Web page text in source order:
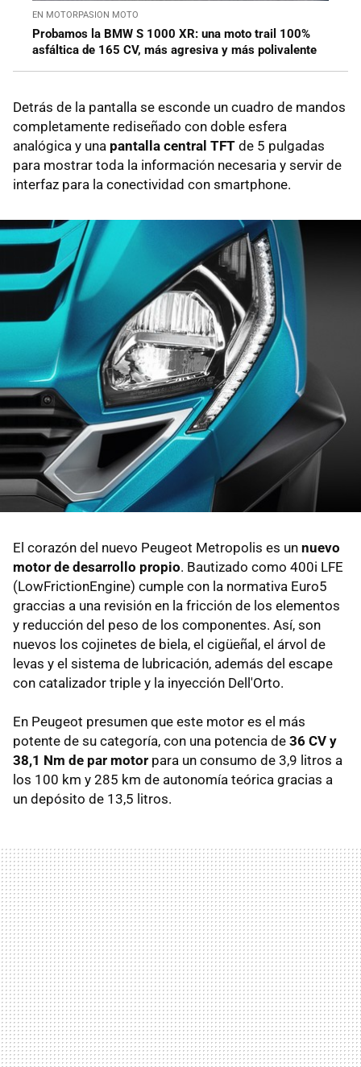
EN MOTORPASION MOTO
Probamos la BMW S 1000 XR: una moto trail 100%
asfáltica de 165 CV, más agresiva y más polivalente
Detrás de la pantalla se esconde un cuadro de mandos
completamente rediseñado con doble esfera
analógica y una pantalla central TFT de 5 pulgadas
para mostrar toda la información necesaria y servir de
interfaz para la conectividad con smartphone.
El corazón del nuevo Peugeot Metropolis es un nuevo
motor de desarrollo propio. Bautizado como 400i LFE
(LowFrictionEngine) cumple con la normativa Euro5
graccias a una revisión en la fricción de los elementos
y reducción del peso de los componentes. Así, son
nuevos los cojinetes de biela, el cigüeñal, el árvol de
levas y el sistema de lubricación, además del escape
con catalizador triple y la inyección Dell'Orto.
En Peugeot presumen que este motor es el más
potente de su categoría, con una potencia de 36 CV y
38,1 Nm de par motor para un consumo de 3,9 litros a
los 100 km y 285 km de autonomía teórica gracias a
un depósito de 13,5 litros.